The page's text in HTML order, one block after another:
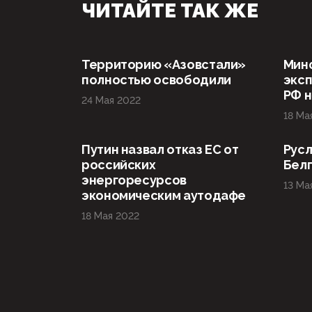
ЧИТАЙТЕ ТАК ЖЕ
Территорию «Азовстали»
полностью освободили
24 Мая 2022
РФ
18
Путин назвал отказ ЕС от
российских
энергоресурсов
экономическим аутодафе
18 Мая 2022
13